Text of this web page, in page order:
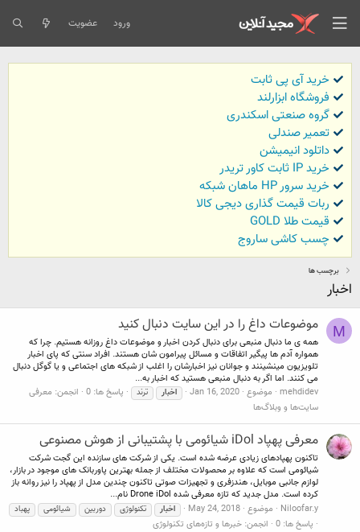
ورود عضویت
خرید آی پی ثابت
فروشگاه ابزارلند
گروه صنعتی اسکندری
تعمیر صندلی
داتلود انیمیشن
خرید IP ثابت کاور تریدر
خرید سرور HP ماهان شبکه
ربات قیمت گذاری دیجی کالا
قیمت طلا GOLD
چسب کاشی ساروج
برچسب ها
اخبار
M موضوعات داغ را در این سایت دنبال کنید
همه ی ما دنبال منبعی برای دنبال کردن اخبار و موضوعات داغ روزانه هستیم. چرا که
همواره آدم ها پیگیر اتفاقات و مسائل پیرامون شان هستند. افراد سنتی که پای اخبار
تلویزیون مینشینند و جوانان نیز اخبارشان را اغلب از شبکه های اجتماعی و یا گوگل دنبال
می کنند. اما اگر به دنبال منبعی هستید که اخبار به...
mehdidev موضوع Jan 16, 2020 اخبار ترند پاسخ ها: 0 انجمن: معرفی
سایت‌ها و وبلاگ‌ها
معرفی پهپاد iDol شیائومی با پشتیبانی از هوش مصنوعی
تاکنون پهپادهای زیادی عرضه شده است. یکی از شرکت های سازنده این گجت شرکت
شیائومی است که علاوه بر محصولات مختلف از جمله بهترین پاوربانک های موجود در بازار،
لوازم جانبی موبایل، هندزفری و تجهیزات صوتی تاکنون چندین مدل از پهپاد را نیز روانه باز
کرده است. مدل جدید که تازه معرفی شده Drone iDol نام...
Niloofar.y
موضوع May 24, 2018 اخبار تکنولوژی دوربین شیائومی پهباد
پاسخ ها: 0 انجمن: خبرها و تازه‌های تکنولوژی